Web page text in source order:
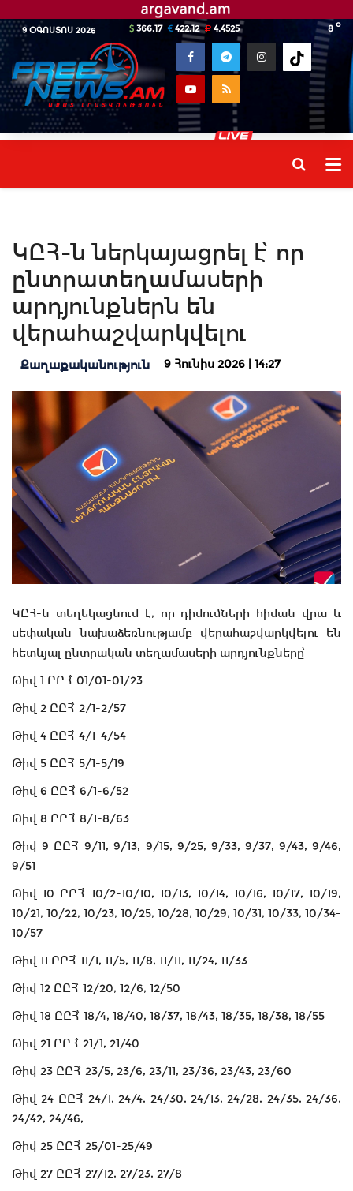
9 ՕԳՈՍՏՈՍ 2026 8 o
366.17 422.12 4.4525
ԿԸՀ-ն ներկայացրել է՝ որ
ընտրատեղամասերի
արդյունքներն են
վերահաշվարկվելու
Քաղաքականություն 9 Հունիս 2026 | 14:27
ԿԸՀ-ն տեղեկացնում է, որ դիմումների հիման վրա և
սեփական նախաձեռնությամբ վերահաշվարկվելու են
հետևյալ ընտրական տեղամասերի արդյունքները՝
Թիվ 1 ԸԸՀ՝ 01/01-01/23
Թիվ 2 ԸԸՀ՝ 2/1-2/57
Թիվ 4 ԸԸՀ՝ 4/1-4/54
Թիվ 5 ԸԸՀ՝ 5/1-5/19
Թիվ 6 ԸԸՀ՝ 6/1-6/52
Թիվ 8 ԸԸՀ՝ 8/1-8/63
Թիվ 9 ԸԸՀ՝ 9/11, 9/13, 9/15, 9/25, 9/33, 9/37, 9/43, 9/46,
9/51
Թիվ 10 ԸԸՀ՝ 10/2-10/10, 10/13, 10/14, 10/16, 10/17, 10/19,
10/21, 10/22, 10/23, 10/25, 10/28, 10/29, 10/31, 10/33, 10/34-
10/57
Թիվ 11 ԸԸՀ՝ 11/1, 11/5, 11/8, 11/11, 11/24, 11/33
Թիվ 12 ԸԸՀ՝ 12/20, 12/6, 12/50
Թիվ 18 ԸԸՀ՝ 18/4, 18/40, 18/37, 18/43, 18/35, 18/38, 18/55
Թիվ 21 ԸԸՀ՝ 21/1, 21/40
Թիվ 23 ԸԸՀ՝ 23/5, 23/6, 23/11, 23/36, 23/43, 23/60
Թիվ 24 ԸԸՀ՝ 24/1, 24/4, 24/30, 24/13, 24/28, 24/35, 24/36,
24/42, 24/46,
Թիվ 25 ԸԸՀ՝ 25/01-25/49
Թիվ 27 ԸԸՀ՝ 27/12, 27/23, 27/8